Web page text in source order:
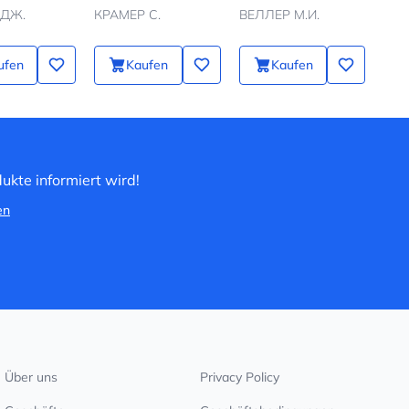
КРАМЕР С.
Kaufen
ВЕЛЛЕР М.И.
Kaufen
informiert wird!
Über uns Privacy Policy